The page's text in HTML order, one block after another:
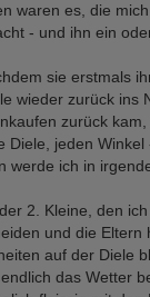
waren es, die
- und ihn ein
sie erstmals
wieder zurück ins
zurück
Diele, jeden
werde ich in
2. Kleine, den
und die
auf der Diele
das Wetter